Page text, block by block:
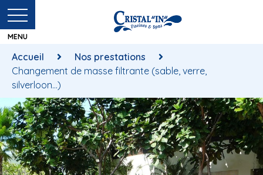
Accueil
Nos prestations
Changement de masse filtrante (sable, verre,
silverloon…)